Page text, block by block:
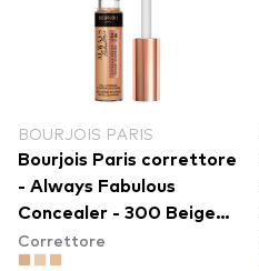
BOURJOIS PARIS
Bourjois Paris correttore
- Always Fabulous
Concealer - 300 Beige
Rose
Correttore